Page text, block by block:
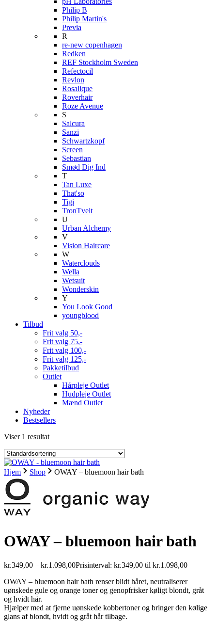
Philip B
Philip Martin's
Previa
R
re-new copenhagen
Redken
REF Stockholm Sweden
Refectocil
Revlon
Rosalique
Roverhair
Roze Avenue
S
Salcura
Sanzi
Schwartzkopf
Screen
Sebastian
Smød Dig Ind
T
Tan Luxe
That'so
Tigi
TronTveit
U
Urban Alchemy
V
Vision Haircare
W
Waterclouds
Wella
Wetsuit
Wonderskin
Y
You Look Good
youngblood
Tilbud
Frit valg 50,-
Frit valg 75,-
Frit valg 100,-
Frit valg 125,-
Pakketilbud
Outlet
Hårpleje Outlet
Hudpleje Outlet
Mænd Outlet
Nyheder
Bestsellers
Viser 1 resultat
Hjem Shop OWAY – bluemoon hair bath
OWAY – bluemoon hair bath
kr.349,00 – kr.1.098,00Prisinterval: kr.349,00 til kr.1.098,00
OWAY – bluemoon hair bath renser blidt håret, neutraliserer
uønskede gule og orange toner og genopfrisker køligt blondt, gråt
og hvidt hår.
Hjælper med at fjerne uønskede kobbertoner og bringer den kølige
glans af blondt, hvidt og gråt hår tilbage.